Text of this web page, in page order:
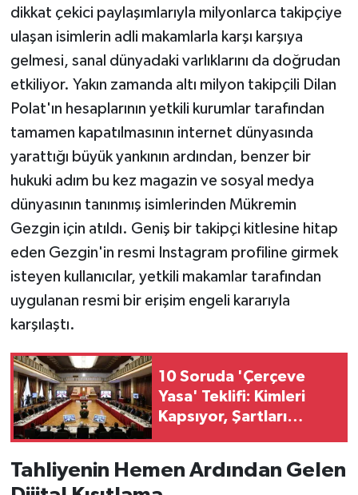
dikkat çekici paylaşımlarıyla milyonlarca takipçiye
ulaşan isimlerin adli makamlarla karşı karşıya
gelmesi, sanal dünyadaki varlıklarını da doğrudan
etkiliyor. Yakın zamanda altı milyon takipçili Dilan
Polat'ın hesaplarının yetkili kurumlar tarafından
tamamen kapatılmasının internet dünyasında
yarattığı büyük yankının ardından, benzer bir
hukuki adım bu kez magazin ve sosyal medya
dünyasının tanınmış isimlerinden Mükremin
Gezgin için atıldı. Geniş bir takipçi kitlesine hitap
eden Gezgin'in resmi Instagram profiline girmek
isteyen kullanıcılar, yetkili makamlar tarafından
uygulanan resmi bir erişim engeli kararıyla
karşılaştı.
10 Soruda 'Çerçeve
Yasa' Teklifi: Kimleri
Kapsıyor, Şartları
Tahliyenin Hemen Ardından Gelen